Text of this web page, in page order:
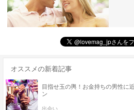
オススメの新着記事
目指せ玉の輿！お金持ちの男性に
ン
出会い